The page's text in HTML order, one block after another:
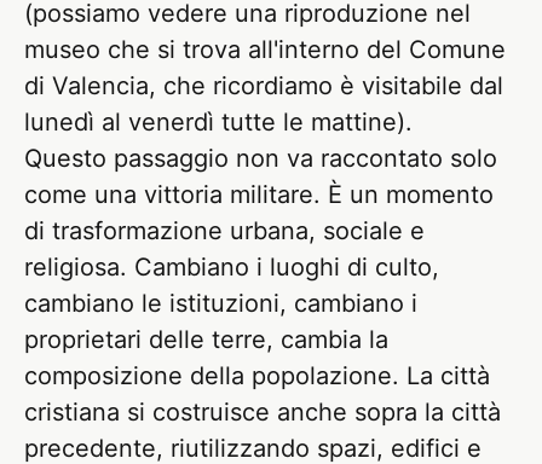
(possiamo vedere una riproduzione nel
museo che si trova all'interno del Comune
di Valencia, che ricordiamo è visitabile dal
lunedì al venerdì tutte le mattine).
Questo passaggio non va raccontato solo
come una vittoria militare. È un momento
di trasformazione urbana, sociale e
religiosa. Cambiano i luoghi di culto,
cambiano le istituzioni, cambiano i
proprietari delle terre, cambia la
composizione della popolazione. La città
cristiana si costruisce anche sopra la città
precedente, riutilizzando spazi, edifici e